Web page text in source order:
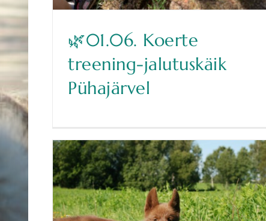
🌿01.06. Koerte
treening-jalutuskäik
Pühajärvel